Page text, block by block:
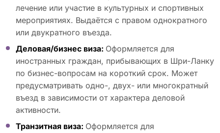
лечение или участие в культурных и спортивных
мероприятиях. Выдаётся с правом однократного
или двукратного въезда.
Деловая/бизнес виза: Оформляется для
иностранных граждан, прибывающих в Шри-Ланку
по бизнес-вопросам на короткий срок. Может
предусматривать одно-, двух- или многократный
въезд в зависимости от характера деловой
активности.
Транзитная виза: Оформляется для